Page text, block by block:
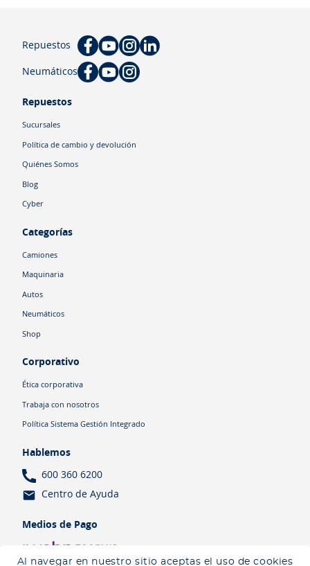
Al navegar en nuestro sitio aceptas el uso de cookies
Repuestos
Neumáticos
Repuestos
Sucursales
Política de cambio y devolución
Quiénes Somos
Blog
Cyber
Categorías
Camiones
Maquinaria
Autos
Neumáticos
Shop
Corporativo
Ética corporativa
Trabaja con nosotros
Política Sistema Gestión Integrado
Hablemos
600 360 6200
Centro de Ayuda
Medios de Pago